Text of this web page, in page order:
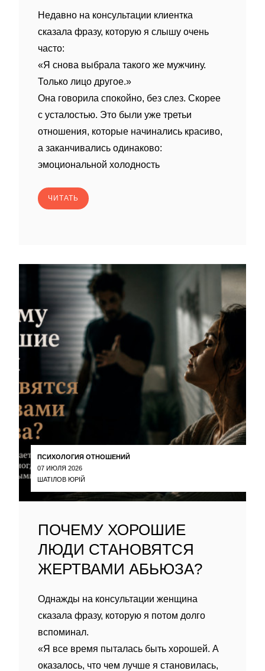
Недавно на консультации клиентка
сказала фразу, которую я слышу очень
часто:
«Я снова выбрала такого же мужчину.
Только лицо другое.»
Она говорила спокойно, без слез. Скорее
с усталостью. Это были уже третьи
отношения, которые начинались красиво,
а заканчивались одинаково:
эмоциональной холодность
ЧИТАТЬ
ПСИХОЛОГИЯ ОТНОШЕНИЙ
07 ИЮЛЯ 2026
ШАТІЛОВ ЮРІЙ
ПОЧЕМУ ХОРОШИЕ
ЛЮДИ СТАНОВЯТСЯ
ЖЕРТВАМИ АБЬЮЗА?
Однажды на консультации женщина
сказала фразу, которую я потом долго
вспоминал.
«Я все время пыталась быть хорошей. А
оказалось, что чем лучше я становилась,